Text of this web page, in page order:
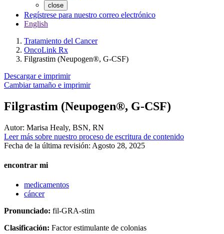
close
Regístrese para nuestro correo electrónico
English
Tratamiento del Cancer
OncoLink Rx
Filgrastim (Neupogen®, G-CSF)
Descargar e imprimir
Cambiar tamaño e imprimir
Filgrastim (Neupogen®, G-CSF)
Autor: Marisa Healy, BSN, RN
Leer más sobre nuestro proceso de escritura de contenido
Fecha de la última revisión: Agosto 28, 2025
encontrar mi
medicamentos
cáncer
Pronunciado: fil-GRA-stim
Clasificación: Factor estimulante de colonias